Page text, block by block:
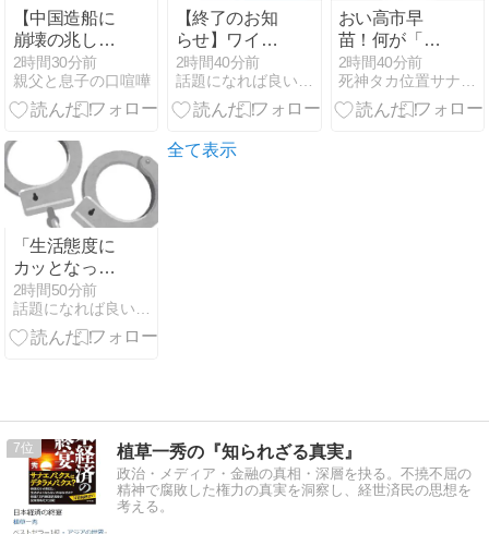
【中国造船に
崩壊の兆し】
世界一の裏で
倒産続出か？
67兆円の不良
王座奪還へ 政
治ニュ
2時間30分前
親父と息子の口喧嘩
【終了のお知
らせ】ワイの
スニーカー、
パンティを履
いている疑惑
2時間40分前
話題になれば良いな〜、このブログ
おい高市早
苗！何が「サ
ナエあれば憂
いなし」や！
八百長ばっか
2時間40分前
死神タカ位置サナエのオイルショックドクトリン憲法改悪計画！
「生活態度に
カッとなっ
た」44歳無職
の義弟を蹴り
殺した41歳女
2時間50分前
話題になれば良いな〜、このブログ
全て表示
7 植草一秀の『知られざる真実』
政治・メディア・金融の真相・深層を抉る。不撓不屈の
精神で腐敗した権力の真実を洞察し、経世済民の思想を
考える。